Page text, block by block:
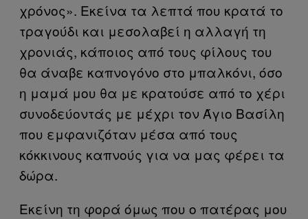
χρόνος». Εκείνα τα λεπτά που κρατά το
τραγούδι και μεσολαβεί η αλλαγή τη
χρονιάς, κάποιος από τους φίλους του
θα άναβε καπνογόνο στο μπαλκόνι, όσο
η μαμά μου θα με κρατούσε από το χέρι
συνοδεύοντάς με μέχρι τον Άγιο Βασίλη
που εμφανιζόταν μέσα από τους
κόκκινους καπνούς για να μας φέρει τα
δώρα.
Εκείνη τη φορά όμως που ο πατέρας μου